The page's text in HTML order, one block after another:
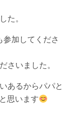
た。
加してくださ
さいました。
あるからパパと
思います